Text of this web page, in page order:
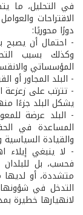
في التحليل، ما
الاقتراحات
دورًا محوريًا:
- احتمال أن يصبح
وكذلك بسبب
المؤسساتي
- البلد المجاور أو
- تترتب على زعزعة
يشكل البلد جزءًا
- البلد عرضة
المساعدة في
والقيادة السياسية
- لا ينبغي إيلاء
فحسب، بل
متشددة، أو
التدخل في شؤونها
لانهيارها خطيرة